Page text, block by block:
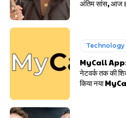
अंतिम सांस, आज
Technology
MyCall App:
नेटवर्क तक की
किया नया